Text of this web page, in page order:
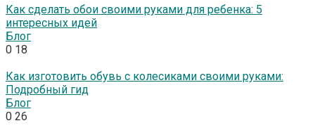
Как сделать обои своими руками для ребенка: 5
интересных идей
Блог
0 18
Как изготовить обувь с колесиками своими руками:
Подробный гид
Блог
0 26